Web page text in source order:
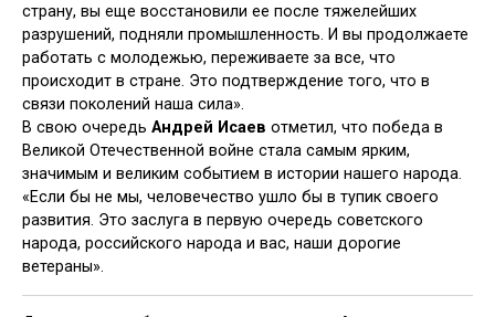
страну, вы еще восстановили ее после тяжелейших
разрушений, подняли промышленность. И вы продолжаете
работать с молодежью, переживаете за все, что
происходит в стране. Это подтверждение того, что в
связи поколений наша сила».
В свою очередь Андрей Исаев отметил, что победа в
Великой Отечественной войне стала самым ярким,
значимым и великим событием в истории нашего народа.
«Если бы не мы, человечество ушло бы в тупик своего
развития. Это заслуга в первую очередь советского
народа, российского народа и вас, наши дорогие
ветераны».